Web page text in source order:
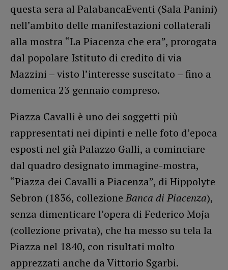
questa sera al PalabancaEventi (Sala Panini)
nell’ambito delle manifestazioni collaterali
alla mostra “La Piacenza che era”, prorogata
dal popolare Istituto di credito di via
Mazzini – visto l’interesse suscitato – fino a
domenica 23 gennaio compreso.
Piazza Cavalli è uno dei soggetti più
rappresentati nei dipinti e nelle foto d’epoca
esposti nel già Palazzo Galli, a cominciare
dal quadro designato immagine-mostra,
“Piazza dei Cavalli a Piacenza”, di Hippolyte
Sebron (1836, collezioneBanca di Piacenza),
senza dimenticare l’opera di Federico Moja
(collezione privata), che ha messo su tela la
Piazza nel 1840, con risultati molto
apprezzati anche da Vittorio Sgarbi.